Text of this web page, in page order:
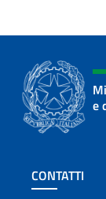
e
CONTATTI